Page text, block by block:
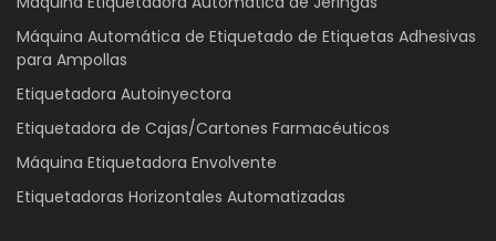
Máquina Automática de Etiquetado de Etiquetas Adhesivas
para Ampollas
Etiquetadora Autoinyectora
Etiquetadora de Cajas/Cartones Farmacéuticos
Máquina Etiquetadora Envolvente
Etiquetadoras Horizontales Automatizadas